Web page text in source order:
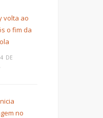
volta ao
o fim da
4 DE
no